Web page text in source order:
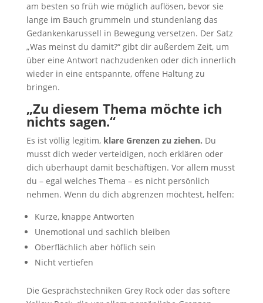
am besten so früh wie möglich auflösen, bevor sie
lange im Bauch grummeln und stundenlang das
Gedankenkarussell in Bewegung versetzen. Der Satz
„Was meinst du damit?“ gibt dir außerdem Zeit, um
über eine Antwort nachzudenken oder dich innerlich
wieder in eine entspannte, offene Haltung zu
bringen.
„Zu diesem Thema möchte ich
nichts sagen.“
Es ist völlig legitim,klare Grenzen zu ziehen. Du
musst dich weder verteidigen, noch erklären oder
dich überhaupt damit beschäftigen. Vor allem musst
du – egal welches Thema – es nicht persönlich
nehmen. Wenn du dich abgrenzen möchtest, helfen:
Kurze, knappe Antworten
Unemotional und sachlich bleiben
Oberflächlich aber höflich sein
Nicht vertiefen
Die Gesprächstechniken Grey Rock oder das softere